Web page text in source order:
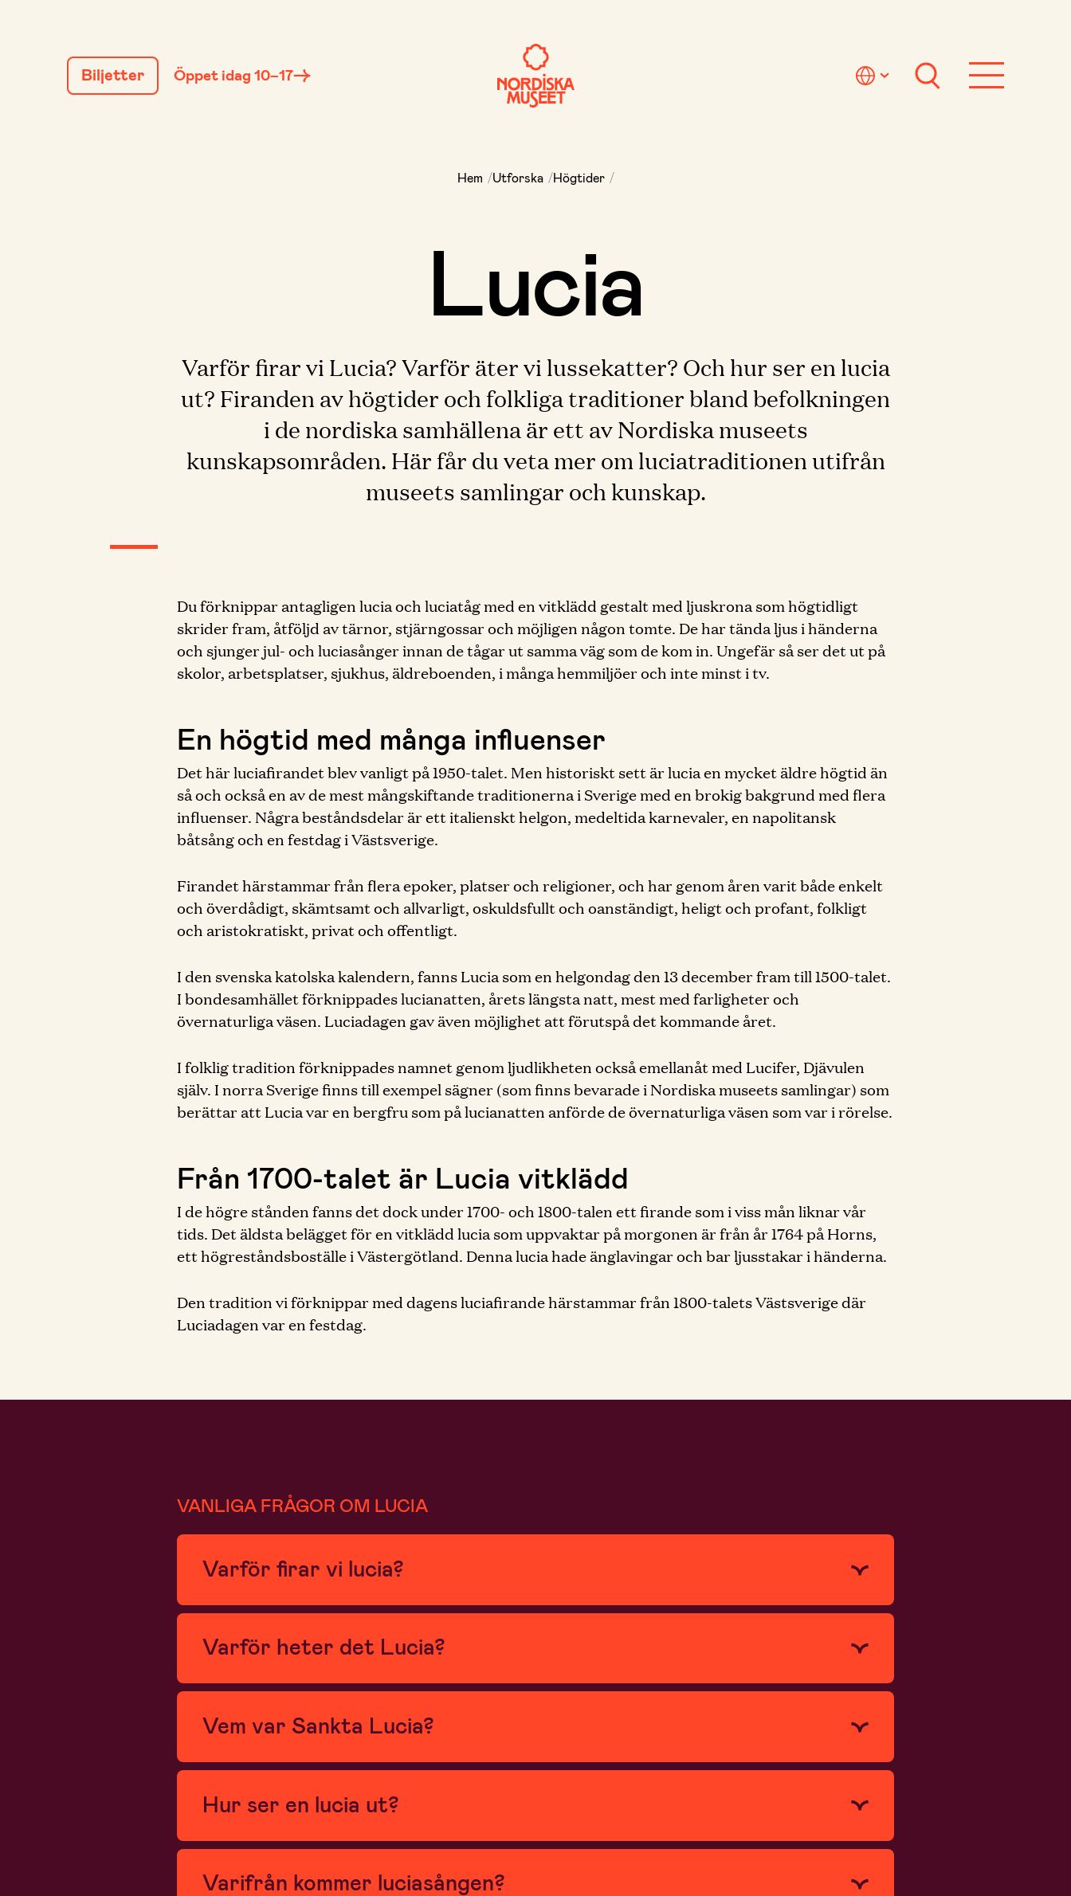
Biljetter Öppet idag 10–17
Hem /Utforska /Högtider /
Lucia
Varför firar vi Lucia? Varför äter vi lussekatter? Och hur ser en lucia
ut? Firanden av högtider och folkliga traditioner bland befolkningen
i de nordiska samhällena är ett av Nordiska museets
kunskapsområden. Här får du veta mer om luciatraditionen utifrån
museets samlingar och kunskap.
Du förknippar antagligen lucia och luciatåg med en vitklädd gestalt med ljuskrona som högtidligt
skrider fram, åtföljd av tärnor, stjärngossar och möjligen någon tomte. De har tända ljus i händerna
och sjunger jul- och luciasånger innan de tågar ut samma väg som de kom in. Ungefär så ser det ut på
skolor, arbetsplatser, sjukhus, äldreboenden, i många hemmiljöer och inte minst i tv.
En högtid med många influenser
Det här luciafirandet blev vanligt på 1950-talet. Men historiskt sett är lucia en mycket äldre högtid än
så och också en av de mest mångskiftande traditionerna i Sverige med en brokig bakgrund med flera
influenser. Några beståndsdelar är ett italienskt helgon, medeltida karnevaler, en napolitansk
båtsång och en festdag i Västsverige.
Firandet härstammar från flera epoker, platser och religioner, och har genom åren varit både enkelt
och överdådigt, skämtsamt och allvarligt, oskuldsfullt och oanständigt, heligt och profant, folkligt
och aristokratiskt, privat och offentligt.
I den svenska katolska kalendern, fanns Lucia som en helgondag den 13 december fram till 1500-talet.
I bondesamhället förknippades lucianatten, årets längsta natt, mest med farligheter och
övernaturliga väsen. Luciadagen gav även möjlighet att förutspå det kommande året.
I folklig tradition förknippades namnet genom ljudlikheten också emellanåt med Lucifer, Djävulen
själv. I norra Sverige finns till exempel sägner (som finns bevarade i Nordiska museets samlingar) som
berättar att Lucia var en bergfru som på lucianatten anförde de övernaturliga väsen som var i rörelse.
Från 1700-talet är Lucia vitklädd
I de högre stånden fanns det dock under 1700- och 1800-talen ett firande som i viss mån liknar vår
tids. Det äldsta belägget för en vitklädd lucia som uppvaktar på morgonen är från år 1764 på Horns,
ett högreståndsboställe i Västergötland. Denna lucia hade änglavingar och bar ljusstakar i händerna.
Den tradition vi förknippar med dagens luciafirande härstammar från 1800-talets Västsverige där
Luciadagen var en festdag.
VANLIGA FRÅGOR OM LUCIA
Varför firar vi lucia?
Varför heter det Lucia?
Vem var Sankta Lucia?
Hur ser en lucia ut?
Varifrån kommer luciasången?